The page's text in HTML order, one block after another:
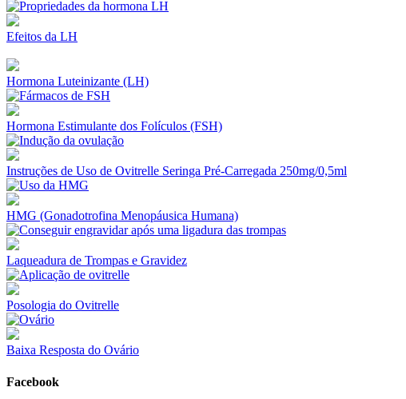
Efeitos da LH
Hormona Luteinizante (LH)
Hormona Estimulante dos Folículos (FSH)
Instruções de Uso de Ovitrelle Seringa Pré-Carregada 250mg/0,5ml
HMG (Gonadotrofina Menopáusica Humana)
Laqueadura de Trompas e Gravidez
Posologia do Ovitrelle
Baixa Resposta do Ovário
Facebook